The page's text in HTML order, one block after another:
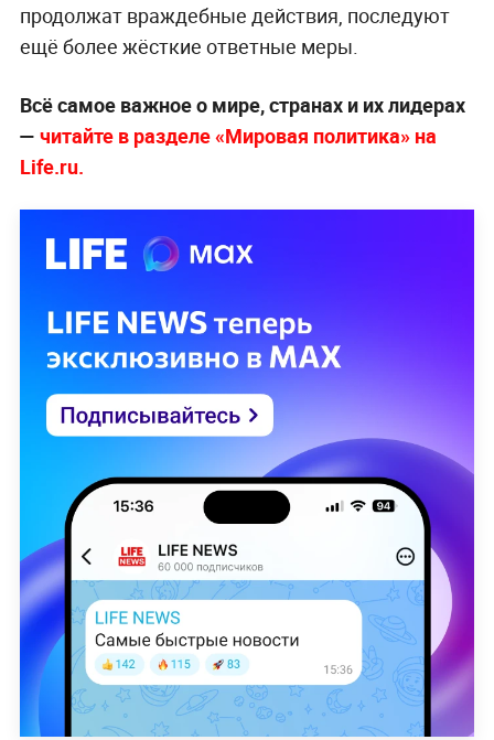
продолжат враждебные действия, последуют
ещё более жёсткие ответные меры.
Всё самое важное о мире, странах и их лидерах
— читайте в разделе «Мировая политика» на
Life.ru.